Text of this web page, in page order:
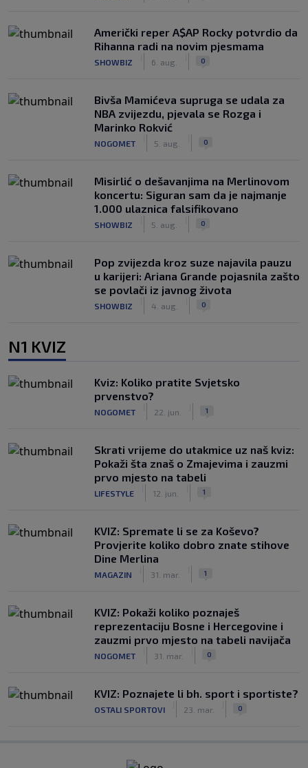
Američki reper A$AP Rocky potvrdio da
Rihanna radi na novim pjesmama
SHOWBIZ 6. aug. 0
Bivša Mamićeva supruga se udala za
NBA zvijezdu, pjevala se Rozga i
Marinko Rokvić
NOGOMET 5. aug. 0
Misirlić o dešavanjima na Merlinovom
koncertu: Siguran sam da je najmanje
1.000 ulaznica falsifikovano
SHOWBIZ 5. aug. 0
Pop zvijezda kroz suze najavila pauzu
u karijeri: Ariana Grande pojasnila zašto
se povlači iz javnog života
SHOWBIZ 4. aug. 0
N1 KVIZ
Kviz: Koliko pratite Svjetsko
prvenstvo?
NOGOMET 22. jun. 1
Skrati vrijeme do utakmice uz naš kviz:
Pokaži šta znaš o Zmajevima i zauzmi
prvo mjesto na tabeli
LIFESTYLE 12. jun. 1
KVIZ: Spremate li se za Koševo?
Provjerite koliko dobro znate stihove
Dine Merlina
MAGAZIN 31. mar. 1
KVIZ: Pokaži koliko poznaješ
reprezentaciju Bosne i Hercegovine i
zauzmi prvo mjesto na tabeli navijača
NOGOMET 31. mar. 0
KVIZ: Poznajete li bh. sport i sportiste?
OSTALI SPORTOVI 23. mar. 0